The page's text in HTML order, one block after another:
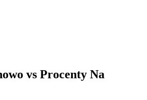
vs Procenty Na